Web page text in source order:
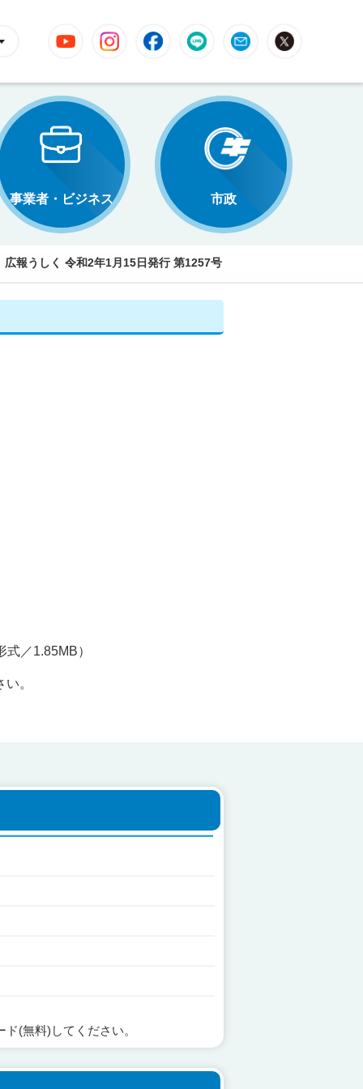
YouTube InstagramFacebookLINE Mail
事業者・ビジネス 市政
広報うしく 令和2年1月15日発行 第1257号
式／1.85MB）
。
ド(無料)してください。